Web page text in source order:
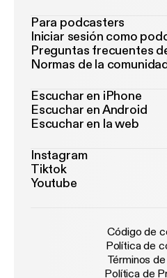
Para podcasters
Iniciar sesión como
Preguntas frecuentes
Normas de la
Escuchar en iPhone
Escuchar en Android
Escuchar en la web
Instagram
Tiktok
Youtube
Código de
Política de
Términos
Política de